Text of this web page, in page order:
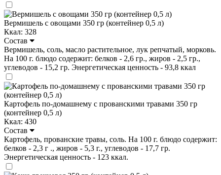
Вермишель с овощами 350 гр (контейнер 0,5 л)
Ккал: 328
Состав
Вермишель, соль, масло растительное, лук репчатый, морковь.
На 100 г. блюдо содержит: белков - 2,6 гр., жиров - 2,5 гр.,
углеводов - 15,2 гр. Энергетическая ценность - 93,8 ккал
Картофель по-домашнему с прованскими травами 350 гр
(контейнер 0,5 л)
Ккал: 430
Состав
Картофель, прованские травы, соль. На 100 г. блюдо содержит:
белков - 2,3 г ., жиров - 5,3 г., углеводов - 17,7 гр.
Энергетическая ценность - 123 ккал.